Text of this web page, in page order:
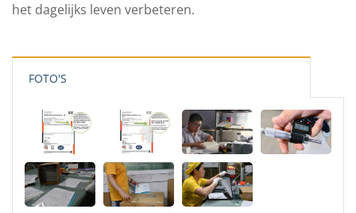
het dagelijks leven verbeteren.
FOTO'S